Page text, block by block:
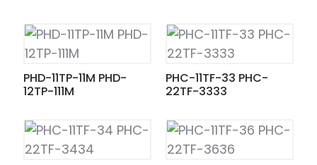
PHD-11TP-11M PHD-
12TP-111M
PHC-11TF-33 PHC-
22TF-3333